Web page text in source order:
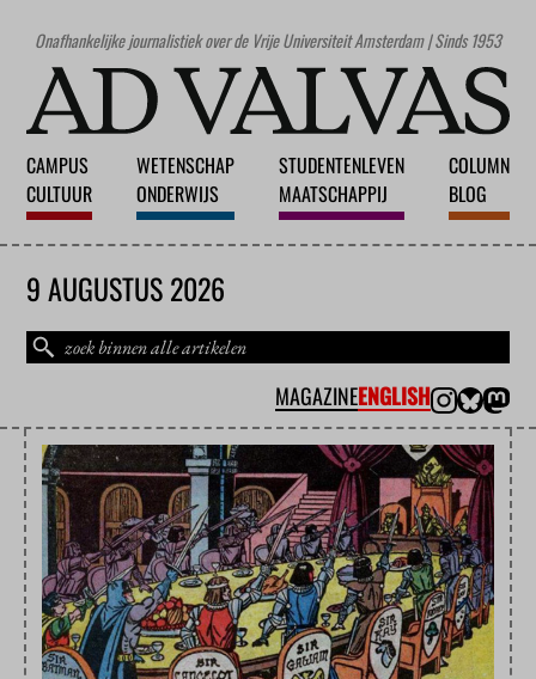
Onafhankelijke journalistiek over de Vrije Universiteit Amsterdam | Sinds 1953
CAMPUS
CULTUUR
WETENSCHAP
ONDERWIJS
STUDENTENLEVEN
MAATSCHAPPIJ
COLUMN
BLOG
9 AUGUSTUS 2026
MAGAZINEENGLISH